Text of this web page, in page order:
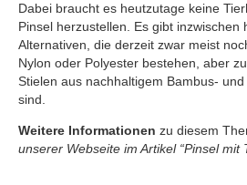
Dabei braucht es heutzutage keine
Pinsel herzustellen. Es gibt inzwischen
Alternativen, die derzeit zwar meist
Nylon oder Polyester bestehen, aber
Stielen aus nachhaltigem Bambus-
sind.
Weitere Informationen zu diesem
unserer Webseite im Artikel “Pinsel mit